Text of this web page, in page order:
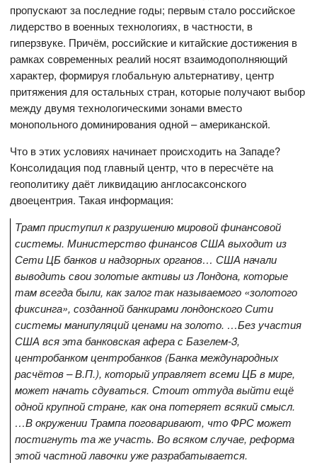
пропускают за последние годы; первым стало российское
лидерство в военных технологиях, в частности, в
гиперзвуке. Причём, российские и китайские достижения в
рамках современных реалий носят взаимодополняющий
характер, формируя глобальную альтернативу, центр
притяжения для остальных стран, которые получают выбор
между двумя технологическими зонами вместо
монопольного доминирования одной – американской.
Что в этих условиях начинает происходить на Западе?
Консолидация под главный центр, что в пересчёте на
геополитику даёт ликвидацию англосаксонского
двоецентрия. Такая информация:
Трамп приступил к разрушению мировой финансовой
системы. Министерство финансов США выходит из
Сети ЦБ банков и надзорных органов… США начали
выводить свои золотые активы из Лондона, которые
там всегда были, как залог так называемого «золотого
фиксинга», созданной банкирами лондонского Сити
системы манипуляций ценами на золото. …Без участия
США вся эта банковская афера с Базелем-3,
центробанком центробанков (Банка международных
расчётов – В.П.), который управляет всеми ЦБ в мире,
может начать сдуваться. Стоит оттуда выйти ещё
одной крупной стране, как она потеряет всякий смысл.
…В окружении Трампа поговаривают, что ФРС может
постигнуть та же участь. Во всяком случае, реформа
этой частной лавочки уже разрабатывается.